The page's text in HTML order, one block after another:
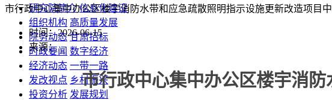
研究院简介 信息化建设
组织机构 高质量发展
院务动态 甘肃招标
时政要闻 数字经济
经济动态 一带一路
发改视点 乡村振兴
投资分析 发展规划
市行政中心集中办公区楼宇消防水带和应急疏散照明指示设施更新改造项目
时间：2026-06-15
来源：
市行政中心集中办公区楼宇消